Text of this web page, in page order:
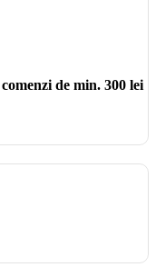
de min. 300 lei